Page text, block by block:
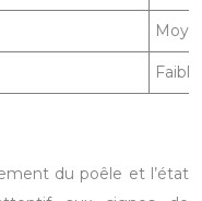
Faible
du poêle et l’état